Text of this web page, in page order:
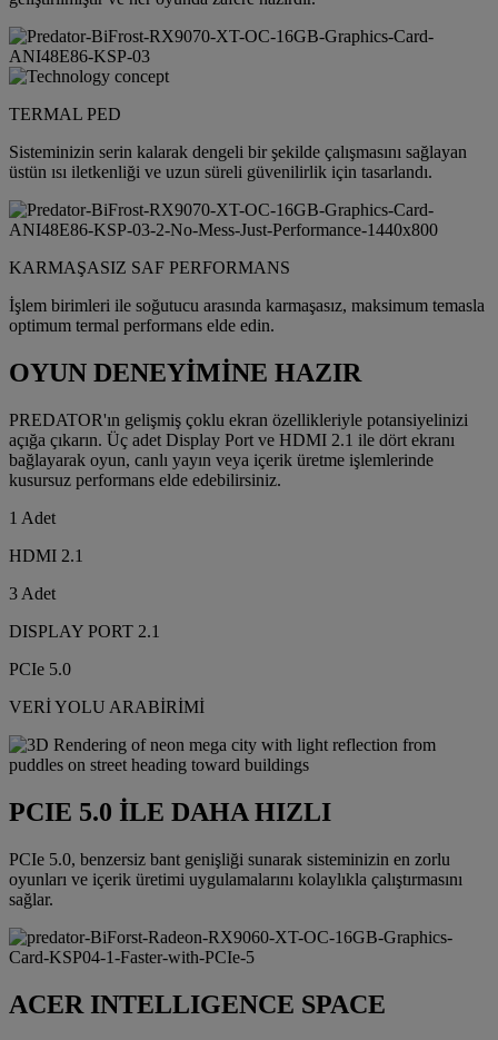
TERMAL PED
Sisteminizin serin kalarak dengeli bir şekilde çalışmasını sağlayan
üstün ısı iletkenliği ve uzun süreli güvenilirlik için tasarlandı.
KARMAŞASIZ SAF PERFORMANS
İşlem birimleri ile soğutucu arasında karmaşasız, maksimum temasla
optimum termal performans elde edin.
OYUN DENEYİMİNE HAZIR
PREDATOR'ın gelişmiş çoklu ekran özellikleriyle potansiyelinizi
açığa çıkarın. Üç adet Display Port ve HDMI 2.1 ile dört ekranı
bağlayarak oyun, canlı yayın veya içerik üretme işlemlerinde
kusursuz performans elde edebilirsiniz.
1 Adet
HDMI 2.1
3 Adet
DISPLAY PORT 2.1
PCIe 5.0
VERİ YOLU ARABİRİMİ
PCIE 5.0 İLE DAHA HIZLI
PCIe 5.0, benzersiz bant genişliği sunarak sisteminizin en zorlu
oyunları ve içerik üretimi uygulamalarını kolaylıkla çalıştırmasını
sağlar.
ACER INTELLIGENCE SPACE